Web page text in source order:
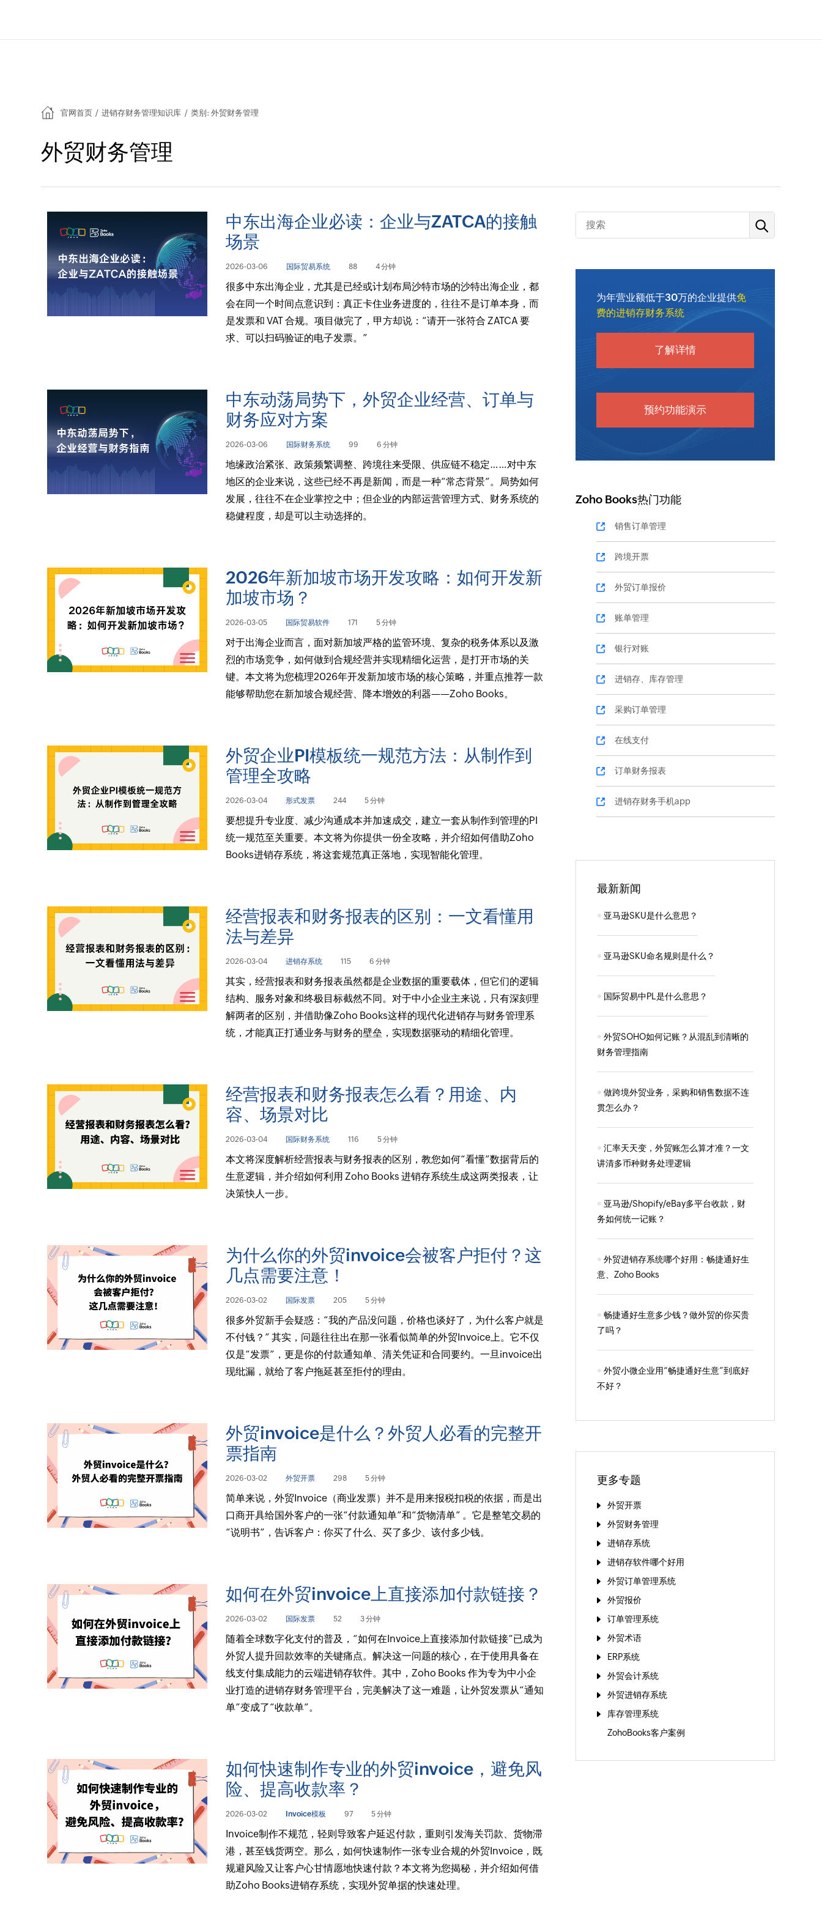
官网首页 / 进销存财务管理知识库 / 类别: 外贸财务管理
外贸财务管理
中东出海企业必读：企业与ZATCA的接触
场景
2026-03-06 国际贸易系统 88 4 分钟
很多中东出海企业，尤其是已经或计划布局沙特市场的沙特出海企业，都
会在同一个时间点意识到：真正卡住业务进度的，往往不是订单本身，而
是发票和 VAT 合规。项目做完了，甲方却说：“请开一张符合 ZATCA 要
求、可以扫码验证的电子发票。”
中东动荡局势下，外贸企业经营、订单与
财务应对方案
2026-03-06 国际财务系统 99 6 分钟
地缘政治紧张、政策频繁调整、跨境往来受限、供应链不稳定……对中东
地区的企业来说，这些已经不再是新闻，而是一种“常态背景”。局势如何
发展，往往不在企业掌控之中；但企业的内部运营管理方式、财务系统的
稳健程度，却是可以主动选择的。
2026年新加坡市场开发攻略：如何开发新
加坡市场？
2026-03-05 国际贸易软件 171 5 分钟
对于出海企业而言，面对新加坡严格的监管环境、复杂的税务体系以及激
烈的市场竞争，如何做到合规经营并实现精细化运营，是打开市场的关
键。本文将为您梳理2026年开发新加坡市场的核心策略，并重点推荐一款
能够帮助您在新加坡合规经营、降本增效的利器——Zoho Books。
外贸企业PI模板统一规范方法：从制作到
管理全攻略
2026-03-04 形式发票 244 5 分钟
要想提升专业度、减少沟通成本并加速成交，建立一套从制作到管理的PI
统一规范至关重要。本文将为你提供一份全攻略，并介绍如何借助Zoho
Books进销存系统，将这套规范真正落地，实现智能化管理。
经营报表和财务报表的区别：一文看懂用
法与差异
2026-03-04 进销存系统 115 6 分钟
其实，经营报表和财务报表虽然都是企业数据的重要载体，但它们的逻辑
结构、服务对象和终极目标截然不同。对于中小企业主来说，只有深刻理
解两者的区别，并借助像Zoho Books这样的现代化进销存与财务管理系
统，才能真正打通业务与财务的壁垒，实现数据驱动的精细化管理。
经营报表和财务报表怎么看？用途、内
容、场景对比
2026-03-04 国际财务系统 116 5 分钟
本文将深度解析经营报表与财务报表的区别，教您如何“看懂”数据背后的
生意逻辑，并介绍如何利用 Zoho Books 进销存系统生成这两类报表，让
决策快人一步。
为什么你的外贸invoice会被客户拒付？这
几点需要注意！
2026-03-02 国际发票 205 5 分钟
很多外贸新手会疑惑：“我的产品没问题，价格也谈好了，为什么客户就是
不付钱？” 其实，问题往往出在那一张看似简单的外贸Invoice上。它不仅
仅是“发票”，更是你的付款通知单、清关凭证和合同要约。一旦invoice出
现纰漏，就给了客户拖延甚至拒付的理由。
外贸invoice是什么？外贸人必看的完整开
票指南
2026-03-02 外贸开票 298 5 分钟
简单来说，外贸Invoice（商业发票）并不是用来报税扣税的依据，而是出
口商开具给国外客户的一张“付款通知单”和“货物清单” 。它是整笔交易的
“说明书”，告诉客户：你买了什么、买了多少、该付多少钱。
如何在外贸invoice上直接添加付款链接？
2026-03-02 国际发票 52 3 分钟
随着全球数字化支付的普及，“如何在Invoice上直接添加付款链接”已成为
外贸人提升回款效率的关键痛点。解决这一问题的核心，在于使用具备在
线支付集成能力的云端进销存软件。其中，Zoho Books 作为专为中小企
业打造的进销存财务管理平台，完美解决了这一难题，让外贸发票从“通知
单”变成了“收款单”。
如何快速制作专业的外贸invoice，避免风
险、提高收款率？
2026-03-02 Invoice模板 97 5 分钟
Invoice制作不规范，轻则导致客户延迟付款，重则引发海关罚款、货物滞
港，甚至钱货两空。那么，如何快速制作一张专业合规的外贸Invoice，既
规避风险又让客户心甘情愿地快速付款？本文将为您揭秘，并介绍如何借
助Zoho Books进销存系统，实现外贸单据的快速处理。
为年营业额低于30万的企业提供免
费的进销存财务系统
了解详情
预约功能演示
Zoho Books热门功能
销售订单管理
跨境开票
外贸订单报价
账单管理
银行对账
进销存、库存管理
采购订单管理
在线支付
订单财务报表
进销存财务手机app
最新新闻
亚马逊SKU是什么意思？
亚马逊SKU命名规则是什么？
国际贸易中PL是什么意思？
外贸SOHO如何记账？从混乱到清晰的
财务管理指南
做跨境外贸业务，采购和销售数据不连
贯怎么办？
汇率天天变，外贸账怎么算才准？一文
讲清多币种财务处理逻辑
亚马逊/Shopify/eBay多平台收款，财
务如何统一记账？
外贸进销存系统哪个好用：畅捷通好生
意、Zoho Books
畅捷通好生意多少钱？做外贸的你买贵
了吗？
外贸小微企业用“畅捷通好生意”到底好
不好？
更多专题
外贸开票
外贸财务管理
进销存系统
进销存软件哪个好用
外贸订单管理系统
外贸报价
订单管理系统
外贸术语
ERP系统
外贸会计系统
外贸进销存系统
库存管理系统
ZohoBooks客户案例